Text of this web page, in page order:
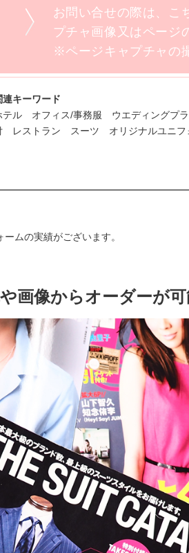
お問い合せの際は、こ
プチャ画像又はページ
※ページキャプチャの
連キーワード
テル オフィス/事務服 ウエディングプ
レストラン スーツ オリジナルユニ
ムの実績がございます。
画像からオーダーが